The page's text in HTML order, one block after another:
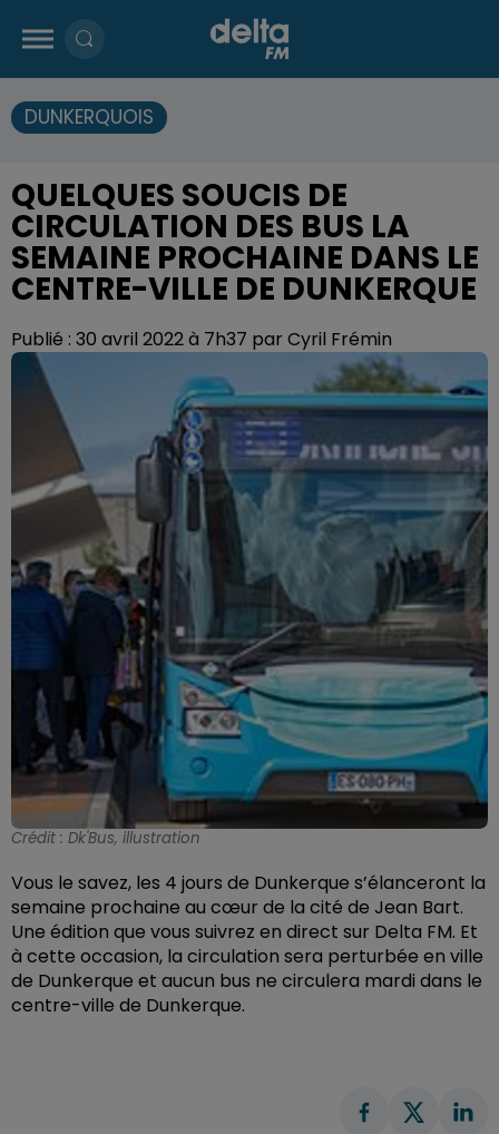
DUNKERQUOIS
QUELQUES SOUCIS DE
CIRCULATION DES BUS LA
SEMAINE PROCHAINE DANS LE
CENTRE-VILLE DE DUNKERQUE
Publié : 30 avril 2022 à 7h37 par Cyril Frémin
Crédit : Dk'Bus, illustration
Vous le savez, les 4 jours de Dunkerque s’élanceront la
semaine prochaine au cœur de la cité de Jean Bart.
Une édition que vous suivrez en direct sur Delta FM. Et
à cette occasion, la circulation sera perturbée en ville
de Dunkerque et aucun bus ne circulera mardi dans le
centre-ville de Dunkerque.